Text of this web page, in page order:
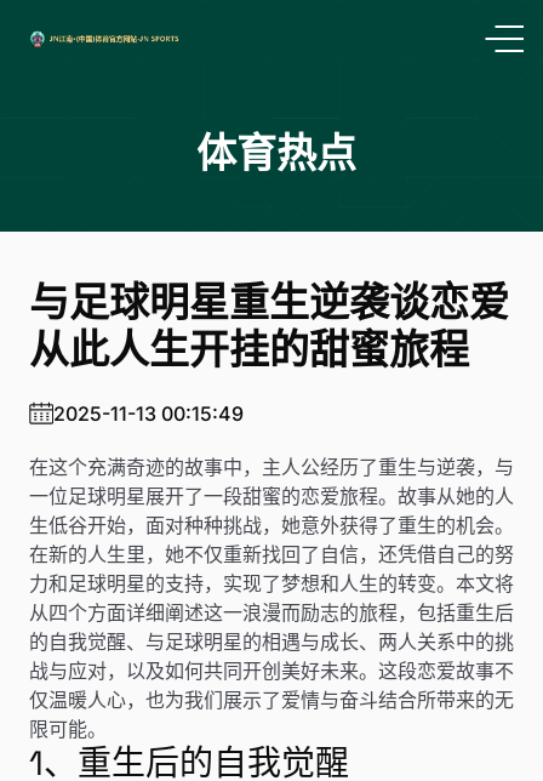
体育热点
与足球明星重生逆袭谈恋爱
从此人生开挂的甜蜜旅程
2025-11-13 00:15:49
在这个充满奇迹的故事中，主人公经历了重生与逆袭，与
一位足球明星展开了一段甜蜜的恋爱旅程。故事从她的人
生低谷开始，面对种种挑战，她意外获得了重生的机会。
在新的人生里，她不仅重新找回了自信，还凭借自己的努
力和足球明星的支持，实现了梦想和人生的转变。本文将
从四个方面详细阐述这一浪漫而励志的旅程，包括重生后
的自我觉醒、与足球明星的相遇与成长、两人关系中的挑
战与应对，以及如何共同开创美好未来。这段恋爱故事不
仅温暖人心，也为我们展示了爱情与奋斗结合所带来的无
限可能。
1、重生后的自我觉醒